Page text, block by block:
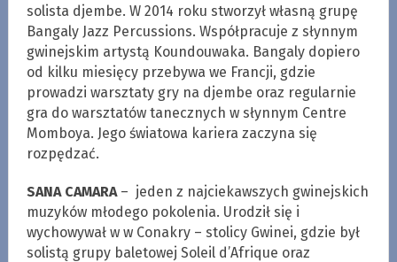
solista djembe. W 2014 roku stworzył własną grupę
Bangaly Jazz Percussions. Współpracuje z słynnym
gwinejskim artystą Koundouwaka. Bangaly dopiero
od kilku miesięcy przebywa we Francji, gdzie
prowadzi warsztaty gry na djembe oraz regularnie
gra do warsztatów tanecznych w słynnym Centre
Momboya. Jego światowa kariera zaczyna się
rozpędzać.
SANA CAMARA– jeden z najciekawszych gwinejskich
muzyków młodego pokolenia. Urodził się i
wychowywał w w Conakry – stolicy Gwinei, gdzie był
solistą grupy baletowej Soleil d’Afrique oraz